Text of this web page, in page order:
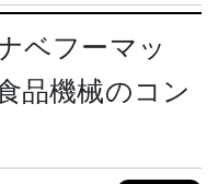
ベフーマッ
品機械のコン